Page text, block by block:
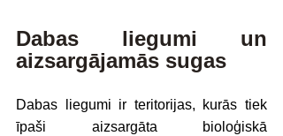
Dabas liegumi un
aizsargājamās sugas
Dabas liegumi ir teritorijas, kurās tiek
īpaši aizsargāta bioloģiskā